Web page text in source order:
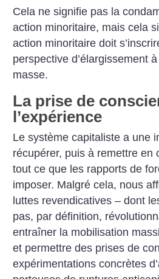
Cela ne signifie pas la
action minoritaire, mais cela
action minoritaire doit
perspective d’élargissement
masse.
La prise de
l’expérience
Le système capitaliste a une
récupérer, puis à remettre en
tout ce que les rapports de
imposer. Malgré cela, nous
luttes revendicatives – dont
pas, par définition,
entraîner la mobilisation
et permettre des prises de
expérimentations concrètes